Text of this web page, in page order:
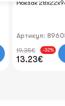
Рюкзак
Артикул:
19.35€ -32%
13.23€